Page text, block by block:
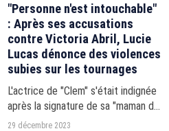
"Personne n'est intouchable"
: Après ses accusations
contre Victoria Abril, Lucie
Lucas dénonce des violences
subies sur les tournages
L'actrice de "Clem" s'était indignée
après la signature de sa "maman de
cinéma" à la tribune en faveur de
29 décembre 2023